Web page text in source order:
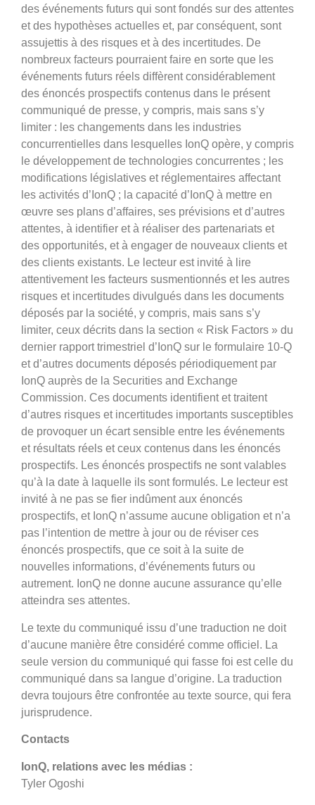
des événements futurs qui sont fondés sur des attentes
et des hypothèses actuelles et, par conséquent, sont
assujettis à des risques et à des incertitudes. De
nombreux facteurs pourraient faire en sorte que les
événements futurs réels diffèrent considérablement
des énoncés prospectifs contenus dans le présent
communiqué de presse, y compris, mais sans s’y
limiter : les changements dans les industries
concurrentielles dans lesquelles IonQ opère, y compris
le développement de technologies concurrentes ; les
modifications législatives et réglementaires affectant
les activités d’IonQ ; la capacité d’IonQ à mettre en
œuvre ses plans d’affaires, ses prévisions et d’autres
attentes, à identifier et à réaliser des partenariats et
des opportunités, et à engager de nouveaux clients et
des clients existants. Le lecteur est invité à lire
attentivement les facteurs susmentionnés et les autres
risques et incertitudes divulgués dans les documents
déposés par la société, y compris, mais sans s’y
limiter, ceux décrits dans la section « Risk Factors » du
dernier rapport trimestriel d’IonQ sur le formulaire 10-Q
et d’autres documents déposés périodiquement par
IonQ auprès de la Securities and Exchange
Commission. Ces documents identifient et traitent
d’autres risques et incertitudes importants susceptibles
de provoquer un écart sensible entre les événements
et résultats réels et ceux contenus dans les énoncés
prospectifs. Les énoncés prospectifs ne sont valables
qu’à la date à laquelle ils sont formulés. Le lecteur est
invité à ne pas se fier indûment aux énoncés
prospectifs, et IonQ n’assume aucune obligation et n’a
pas l’intention de mettre à jour ou de réviser ces
énoncés prospectifs, que ce soit à la suite de
nouvelles informations, d’événements futurs ou
autrement. IonQ ne donne aucune assurance qu’elle
atteindra ses attentes.
Le texte du communiqué issu d’une traduction ne doit
d’aucune manière être considéré comme officiel. La
seule version du communiqué qui fasse foi est celle du
communiqué dans sa langue d’origine. La traduction
devra toujours être confrontée au texte source, qui fera
jurisprudence.
Contacts
IonQ, relations avec les médias :
Tyler Ogoshi